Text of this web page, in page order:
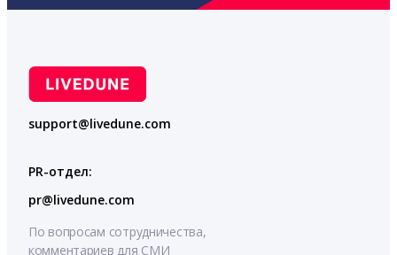
support@livedune.com
PR-отдел:
pr@livedune.com
По вопросам сотрудничества,
комментариев для СМИ